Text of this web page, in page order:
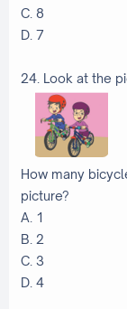
C. 8
D. 7
24. Look at the
How many
picture?
A. 1
B. 2
C. 3
D. 4